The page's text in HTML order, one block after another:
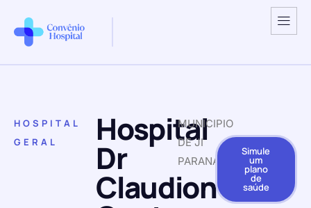
HOSPITAL
GERAL
Hospital
Dr
Claudionor
MUNICIPIO
DE JI
PARANA
Simule
um
plano
de
saúde